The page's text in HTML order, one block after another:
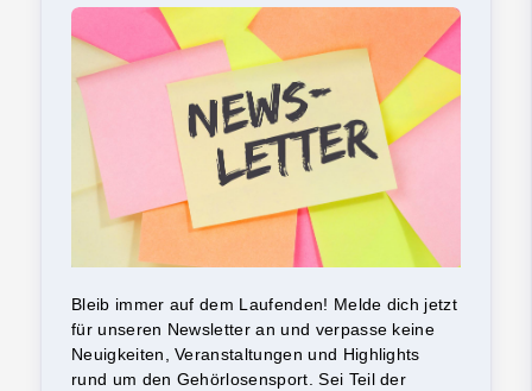
Bleib immer auf dem Laufenden! Melde dich jetzt
für unseren Newsletter an und verpasse keine
Neuigkeiten, Veranstaltungen und Highlights
rund um den Gehörlosensport. Sei Teil der